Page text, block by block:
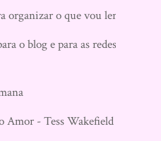
organizar o que vou ler?
o blog e para as redes.
Amor - Tess Wakefield